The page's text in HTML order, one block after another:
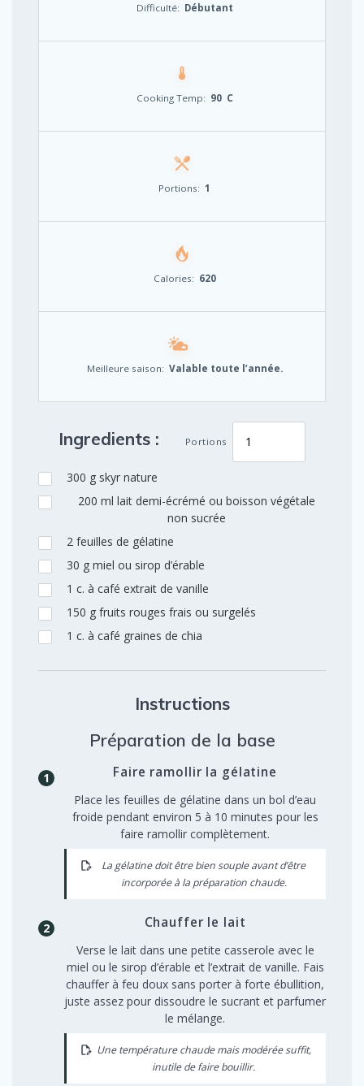
Difficulté: Débutant
Cooking Temp: 90 C
Portions: 1
Calories: 620
Meilleure saison: Valable toute l’année.
Ingredients : Portions
300 g skyr nature
200 ml lait demi-écrémé ou boisson végétale
non sucrée
2 feuilles de gélatine
30 g miel ou sirop d’érable
1 c. à café extrait de vanille
150 g fruits rouges frais ou surgelés
1 c. à café graines de chia
Instructions
Préparation de la base
Faire ramollir la gélatine
Place les feuilles de gélatine dans un bol d’eau
froide pendant environ 5 à 10 minutes pour les
faire ramollir complètement.
La gélatine doit être bien souple avant d’être
incorporée à la préparation chaude.
Chauffer le lait
Verse le lait dans une petite casserole avec le
miel ou le sirop d’érable et l’extrait de vanille. Fais
chauffer à feu doux sans porter à forte ébullition,
juste assez pour dissoudre le sucrant et parfumer
le mélange.
Une température chaude mais modérée suffit,
inutile de faire bouillir.